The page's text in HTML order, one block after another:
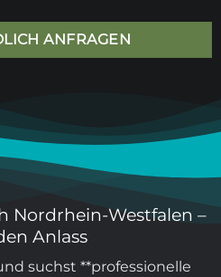
ANFRAGEN
Nordrhein-Westfalen –
Anlass
suchst **professionelle